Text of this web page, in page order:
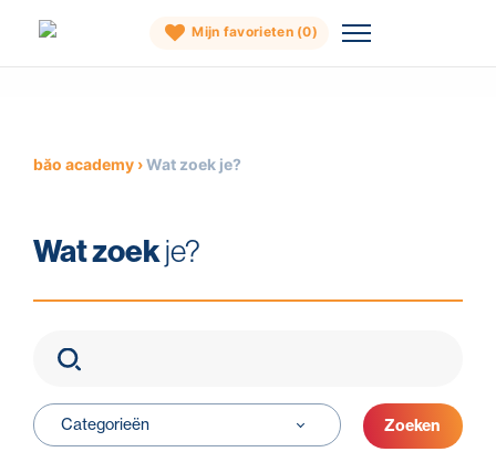
content
Mijn favorieten (0)
băo academy ›Wat zoek je?
Wat zoekje?
Zoeken